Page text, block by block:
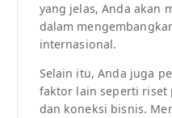
yang jelas, Anda akan
dalam
internasional.
Selain itu, Anda juga
faktor lain seperti riset
dan koneksi bisnis.